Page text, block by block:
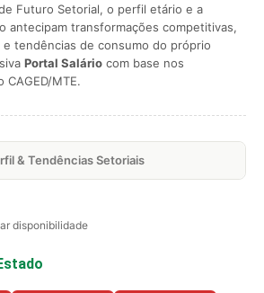
Futuro Setorial, o perfil etário e a
antecipam transformações competitivas,
tendências de consumo do próprio
Portal Salário com base nos
CAGED/MTE.
& Tendências Setoriais
disponibilidade